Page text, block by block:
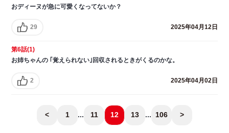
おディーヌが急に可愛くなってないか？
29 2025年04月12日
第6話(1)
お姉ちゃんの ｢覚えられない｣回収されるときがくるのかな。
2 2025年04月02日
< 1 ... 11 12 13 ... 106 >